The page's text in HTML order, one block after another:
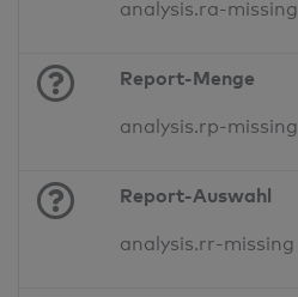
analysis.ra-missing
Report-Menge
analysis.rp-missing
Report-Auswahl
analysis.rr-missing